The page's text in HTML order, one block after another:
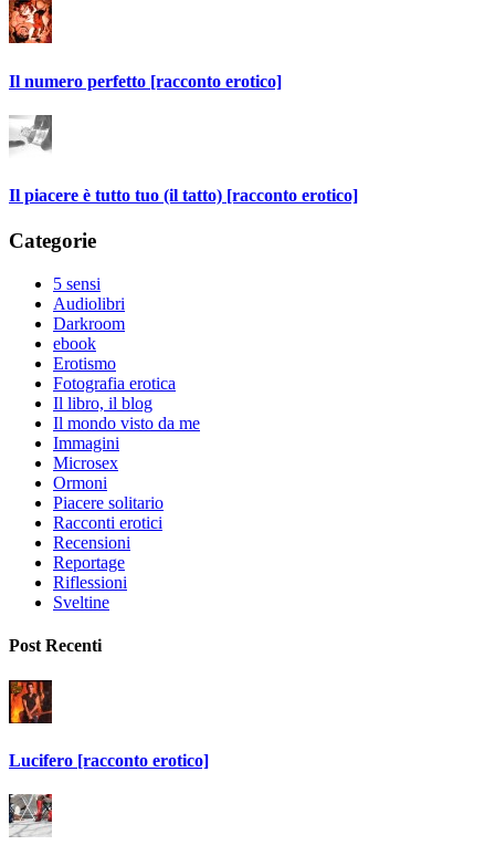
Il numero perfetto [racconto erotico]
Il piacere è tutto tuo (il tatto) [racconto erotico]
Categorie
5 sensi
Audiolibri
Darkroom
ebook
Erotismo
Fotografia erotica
Il libro, il blog
Il mondo visto da me
Immagini
Microsex
Ormoni
Piacere solitario
Racconti erotici
Recensioni
Reportage
Riflessioni
Sveltine
Post Recenti
Lucifero [racconto erotico]